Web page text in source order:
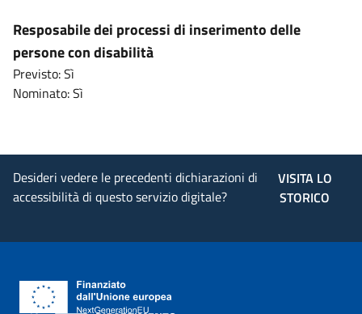
Resposabile dei processi di inserimento delle
persone con disabilità
Previsto: Sì
Nominato: Sì
Desideri vedere le precedenti dichiarazioni di
accessibilità di questo servizio digitale?
VISITA LO
STORICO